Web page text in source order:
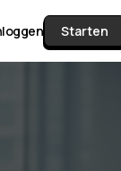
Starten